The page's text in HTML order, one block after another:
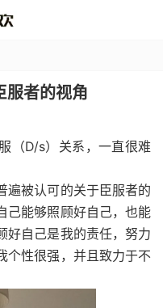
服者的视角
（D/s）关系，一直很难
遍被认可的关于臣服者的
己能够照顾好自己，也能
好自己是我的责任，努力
个性很强，并且致力于不